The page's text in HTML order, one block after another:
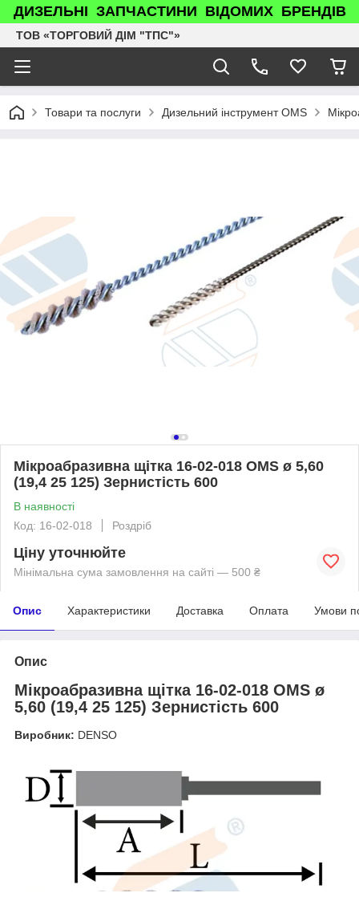
ДИЗЕЛЬНІ ЗАПЧАСТИНИ ВІДОМИХ БРЕНДІВ
ТОВ «ТОРГОВИЙ ДІМ "ТПС"»
Товари та послуги Дизельний інструмент OMS
Мікроабразивна щітка 16-02-018 OMS ø 5,60
(19,4 25 125) Зернистість 600
В наявності
Код: 16-02-018
Роздріб
Ціну уточнюйте
Мінімальна сума замовлення на сайті — 500 ₴
Опис Характеристики Доставка Оплата Умови
Опис
Мікроабразивна щітка 16-02-018 OMS ø
5,60 (19,4 25 125) Зернистість 600
Виробник: DENSO